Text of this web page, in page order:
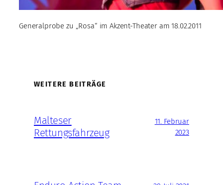
Generalprobe zu „Rosa“ im Akzent-Theater am 18.02.2011
WEITERE BEITRÄGE
Malteser
Rettungsfahrzeug
11. Februar
2023